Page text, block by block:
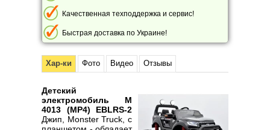
Качественная техподдержка и сервис!
Быстрая доставка по Украине!
Хар-ки Фото Видео Отзывы
Детский
электромобиль M
4013 (MP4) EBLRS-2
Джип, Monster Truck, с